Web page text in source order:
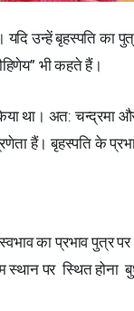
उन्हें बृहस्पति का
भी कहते हैं।
था। अत: चन्द्रमा
हैं। बृहस्पति के
का प्रभाव पुत्र
पर स्थित होना